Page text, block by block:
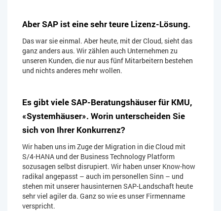
Aber SAP ist eine sehr teure Lizenz-Lösung.
Das war sie einmal. Aber heute, mit der Cloud, sieht das
ganz anders aus. Wir zählen auch Unternehmen zu
unseren Kunden, die nur aus fünf Mitarbeitern bestehen
und nichts anderes mehr wollen.
Es gibt viele SAP-Beratungshäuser für KMU,
«Systemhäuser». Worin unterscheiden Sie
sich von Ihrer Konkurrenz?
Wir haben uns im Zuge der Migration in die Cloud mit
S/4-HANA und der Business Technology Platform
sozusagen selbst disrupiert. Wir haben unser Know-how
radikal angepasst – auch im personellen Sinn – und
stehen mit unserer hausinternen SAP-Landschaft heute
sehr viel agiler da. Ganz so wie es unser Firmenname
verspricht.